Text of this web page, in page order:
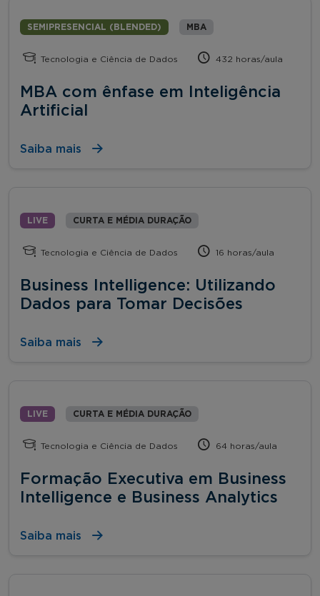
SEMIPRESENCIAL (BLENDED) MBA
Tecnologia e Ciência de Dados 432 horas/aula
MBA com ênfase em Inteligência
Artificial
Saiba mais
LIVE CURTA E MÉDIA DURAÇÃO
Tecnologia e Ciência de Dados 16 horas/aula
Business Intelligence: Utilizando
Dados para Tomar Decisões
Saiba mais
LIVE CURTA E MÉDIA DURAÇÃO
Tecnologia e Ciência de Dados 64 horas/aula
Formação Executiva em Business
Intelligence e Business Analytics
Saiba mais